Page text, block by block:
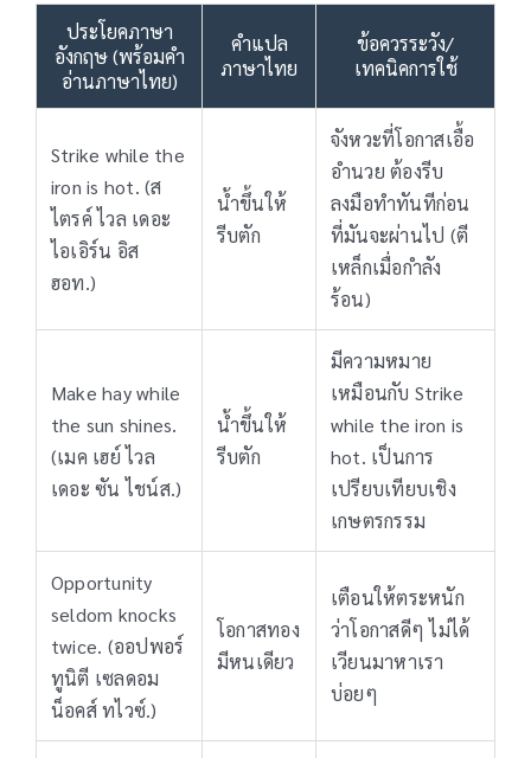
ประโยคภาษา
อังกฤษ (พร้อมคำ
อ่านภาษาไทย)
คำแปล
ภาษาไทย
ข้อควรระวัง/
เทคนิคการใช้
Strike while the
iron is hot. (ส
ไตรค์ ไวล เดอะ
ไอเอิร์น อิส
ฮอท.)
น้ำขึ้นให้
รีบตัก
จังหวะที่โอกาสเอื้อ
อำนวย ต้องรีบ
ลงมือทำทันทีก่อน
ที่มันจะผ่านไป (ตี
เหล็กเมื่อกำลัง
ร้อน)
Make hay while
the sun shines.
(เมค เฮย์ ไวล
เดอะ ซัน ไชน์ส.)
น้ำขึ้นให้
รีบตัก
มีความหมาย
เหมือนกับ Strike
while the iron is
hot. เป็นการ
เปรียบเทียบเชิง
เกษตรกรรม
Opportunity
seldom knocks
twice. (ออปพอร์
ทูนิตี เซลดอม
น็อคส์ ทไวซ์.)
โอกาสทอง
มีหนเดียว
เตือนให้ตระหนัก
ว่าโอกาสดีๆ ไม่ได้
เวียนมาหาเรา
บ่อยๆ